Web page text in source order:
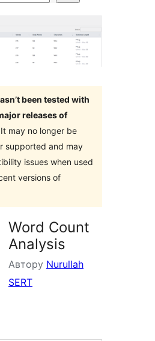
been tested with
releases of
may no longer be
supported and may
issues when used
versions of
Word Count
Analysis
Автору Nurullah
SERT